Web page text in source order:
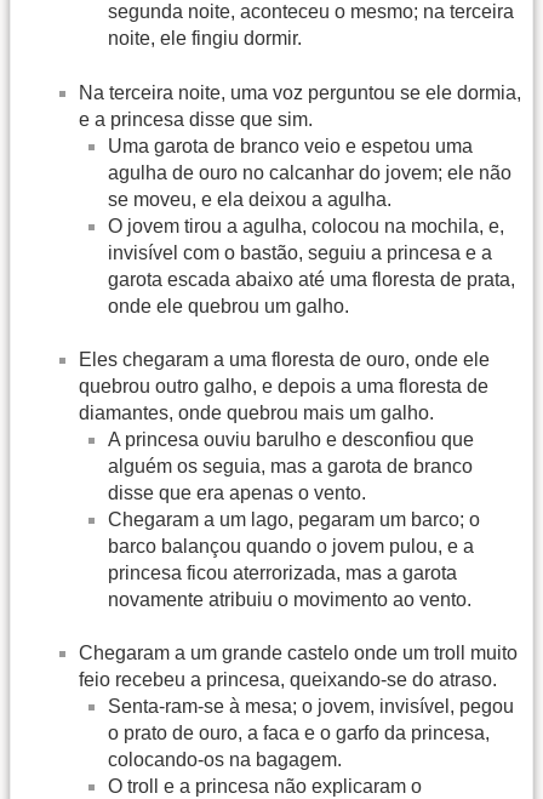
segunda noite, aconteceu o mesmo; na terceira
noite, ele fingiu dormir.
Na terceira noite, uma voz perguntou se ele dormia,
e a princesa disse que sim.
Uma garota de branco veio e espetou uma
agulha de ouro no calcanhar do jovem; ele não
se moveu, e ela deixou a agulha.
O jovem tirou a agulha, colocou na mochila, e,
invisível com o bastão, seguiu a princesa e a
garota escada abaixo até uma floresta de prata,
onde ele quebrou um galho.
Eles chegaram a uma floresta de ouro, onde ele
quebrou outro galho, e depois a uma floresta de
diamantes, onde quebrou mais um galho.
A princesa ouviu barulho e desconfiou que
alguém os seguia, mas a garota de branco
disse que era apenas o vento.
Chegaram a um lago, pegaram um barco; o
barco balançou quando o jovem pulou, e a
princesa ficou aterrorizada, mas a garota
novamente atribuiu o movimento ao vento.
Chegaram a um grande castelo onde um troll muito
feio recebeu a princesa, queixando-se do atraso.
Senta-ram-se à mesa; o jovem, invisível, pegou
o prato de ouro, a faca e o garfo da princesa,
colocando-os na bagagem.
O troll e a princesa não explicaram o